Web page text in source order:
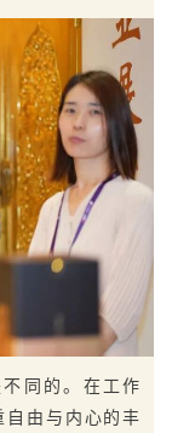
同的。在工作
由与内心的丰